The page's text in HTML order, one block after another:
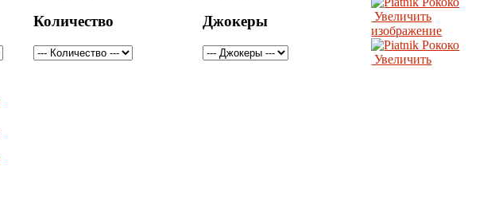
Количество Джокеры
Увеличить
изображение
Увеличить